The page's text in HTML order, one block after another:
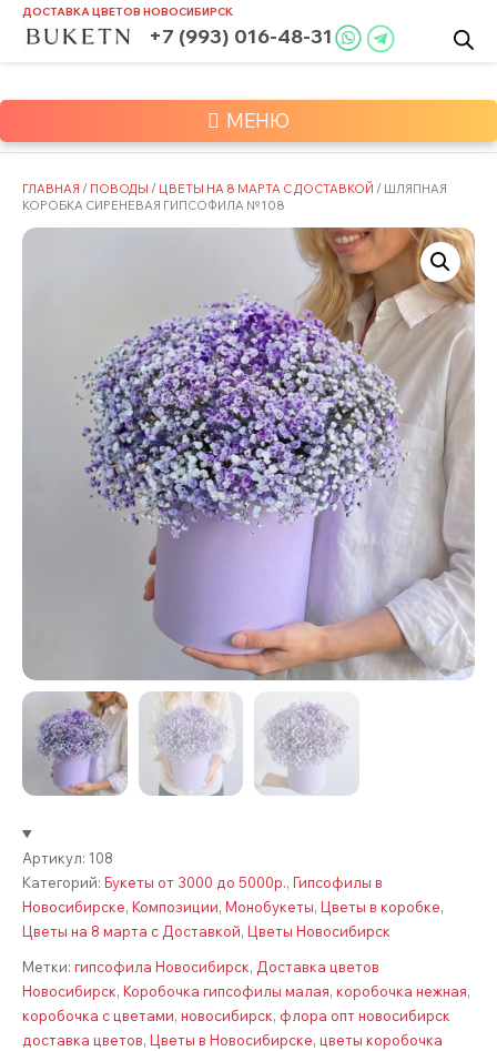
SkipДОСТАВКА ЦВЕТОВ НОВОСИБИРСК
+7 (993) 016-48-31
МЕНЮ
ГЛАВНАЯ / ПОВОДЫ / ЦВЕТЫ НА 8 МАРТА С ДОСТАВКОЙ / ШЛЯПНАЯ
КОРОБКА СИРЕНЕВАЯ ГИПСОФИЛА №108
Артикул: 108
Категорий: Букеты от 3000 до 5000р., Гипсофилы в
Новосибирске, Композиции, Монобукеты, Цветы в коробке,
Цветы на 8 марта с Доставкой, Цветы Новосибирск
Метки: гипсофила Новосибирск, Доставка цветов
Новосибирск, Коробочка гипсофилы малая, коробочка нежная,
коробочка с цветами, новосибирск, флора опт новосибирск
доставка цветов, Цветы в Новосибирске, цветы коробочка